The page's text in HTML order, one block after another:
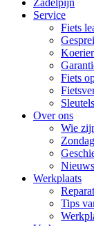
Zadelpijn
Service
Fiets
Fiets
Over ons
Wie
Nieuws
Werkplaats
Tips